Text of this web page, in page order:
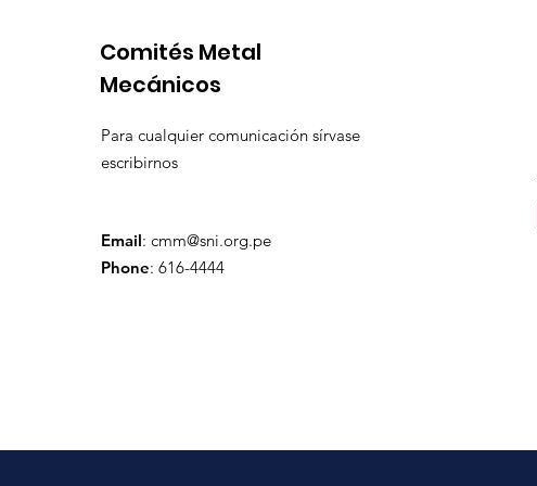
Comités Metal
Mecánicos
Para cualquier comunicación sírvase
escribirnos
Email: cmm@sni.org.pe
Phone: 616-4444